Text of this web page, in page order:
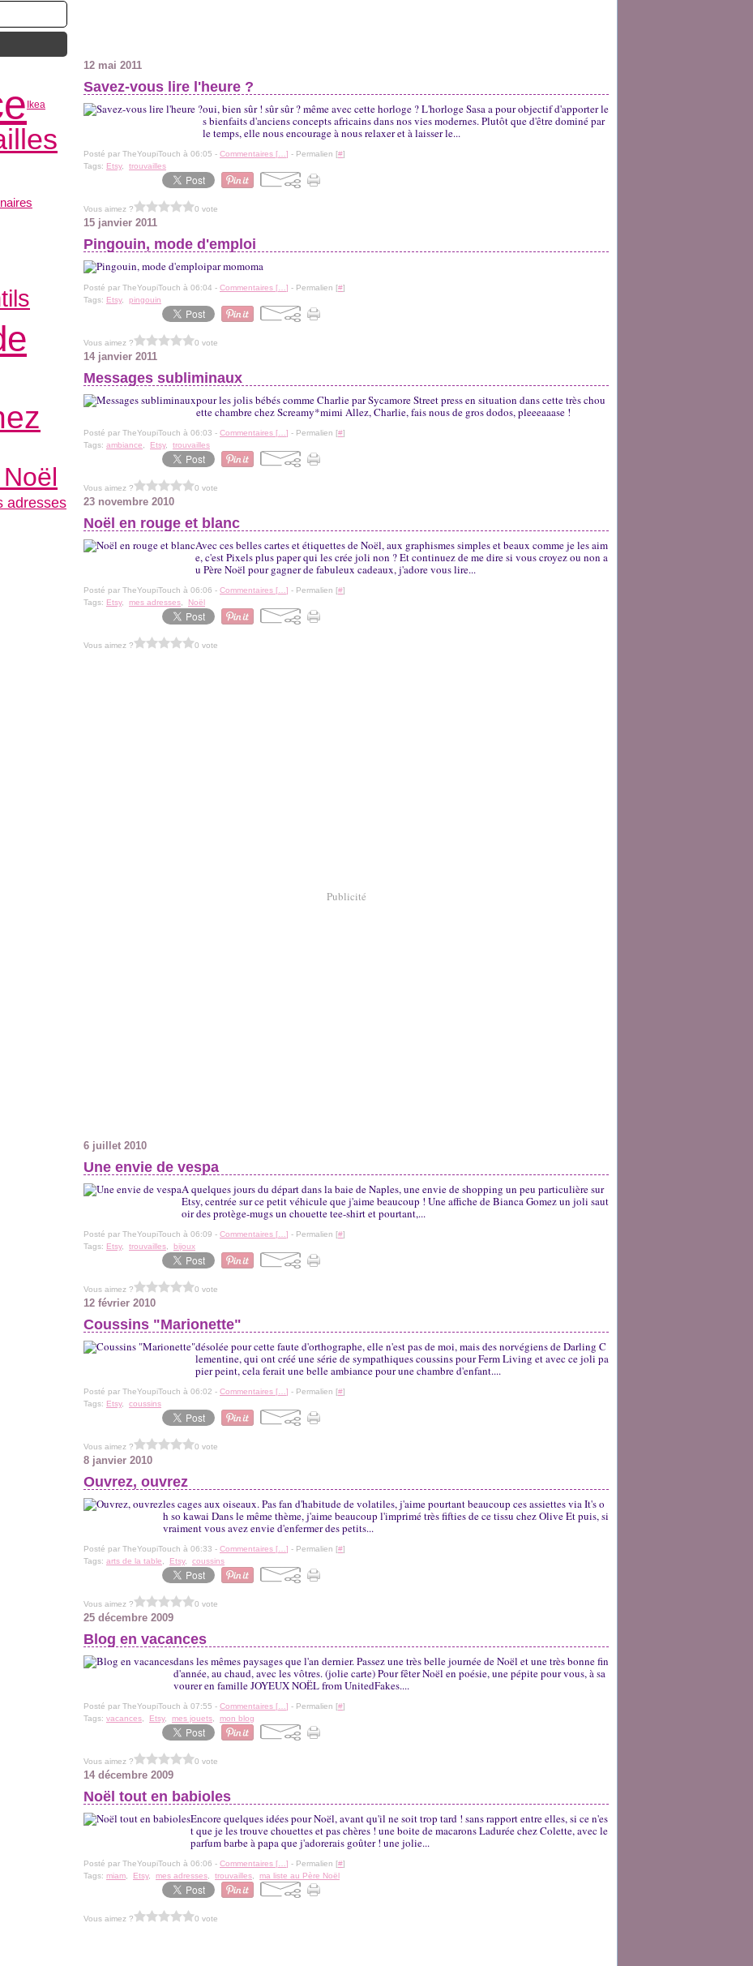
Ikea
adresses
12 mai 2011
Savez-vous lire l'heure ?
oui, bien sûr ! sûr sûr ? même avec cette horloge ? L'horloge Sasa a pour objectif d'apporter le
s bienfaits d'anciens concepts africains dans nos vies modernes. Plutôt que d'être dominé par
le temps, elle nous encourage à nous relaxer et à laisser le...
Posté par TheYoupiTouch à 06:05 - Commentaires [ ] - Permalien [#]
Tags: Etsy, trouvailles
Vous aimez ? 0 vote
15 janvier 2011
Pingouin, mode d'emploi
par momoma
Posté par TheYoupiTouch à 06:04 - Commentaires [ ] - Permalien [#]
Tags: Etsy, pingouin
Vous aimez ? 0 vote
14 janvier 2011
Messages subliminaux
pour les jolis bébés comme Charlie par Sycamore Street press en situation dans cette très chou
ette chambre chez Screamy*mimi Allez, Charlie, fais nous de gros dodos, pleeeaaase !
Posté par TheYoupiTouch à 06:03 - Commentaires [ ] - Permalien [#]
Tags: ambiance Etsy, trouvailles
Vous aimez ? 0 vote
23 novembre 2010
Noël en rouge et blanc
Avec ces belles cartes et étiquettes de Noël, aux graphismes simples et beaux comme je les aim
e, c'est Pixels plus paper qui les crée joli non ? Et continuez de me dire si vous croyez ou non a
u Père Noël pour gagner de fabuleux cadeaux, j'adore vous lire...
Posté par TheYoupiTouch à 06:06 - Commentaires [ ] - Permalien [#]
Tags: Etsy, mes adresses Noël
Vous aimez ? 0 vote
Publicité
6 juillet 2010
Une envie de vespa
A quelques jours du départ dans la baie de Naples, une envie de shopping un peu particulière sur
Etsy, centrée sur ce petit véhicule que j'aime beaucoup ! Une affiche de Bianca Gomez un joli saut
oir des protège-mugs un chouette tee-shirt et pourtant,...
Posté par TheYoupiTouch à 06:09 - Commentaires [ ] - Permalien [#]
Tags: Etsy, trouvailles bijoux
Vous aimez ? 0 vote
12 février 2010
Coussins "Marionette"
désolée pour cette faute d'orthographe, elle n'est pas de moi, mais des norvégiens de Darling C
lementine, qui ont créé une série de sympathiques coussins pour Ferm Living et avec ce joli pa
pier peint, cela ferait une belle ambiance pour une chambre d'enfant....
Posté par TheYoupiTouch à 06:02 - Commentaires [ ] - Permalien [#]
Tags: Etsy, coussins
Vous aimez ? 0 vote
8 janvier 2010
Ouvrez, ouvrez
les cages aux oiseaux. Pas fan d'habitude de volatiles, j'aime pourtant beaucoup ces assiettes via It's o
h so kawai Dans le même thème, j'aime beaucoup l'imprimé très fifties de ce tissu chez Olive Et puis, si
vraiment vous avez envie d'enfermer des petits...
Posté par TheYoupiTouch à 06:33 - Commentaires [ ] - Permalien [#]
Tags: arts de la table Etsy, coussins
Vous aimez ? 0 vote
25 décembre 2009
Blog en vacances
dans les mêmes paysages que l'an dernier. Passez une très belle journée de Noël et une très bonne fin
d'année, au chaud, avec les vôtres. (jolie carte) Pour fêter Noël en poésie, une pépite pour vous, à sa
vourer en famille JOYEUX NOËL from UnitedFakes....
Posté par TheYoupiTouch à 07:55 - Commentaires [ ] - Permalien [#]
Tags: vacances Etsy, mes jouets mon blog
Vous aimez ? 0 vote
14 décembre 2009
Noël tout en babioles
Encore quelques idées pour Noël, avant qu'il ne soit trop tard ! sans rapport entre elles, si ce n'es
t que je les trouve chouettes et pas chères ! une boite de macarons Ladurée chez Colette, avec le
parfum barbe à papa que j'adorerais goûter ! une jolie...
Posté par TheYoupiTouch à 06:06 - Commentaires [ ] - Permalien [#]
Tags: miam Etsy, mes adresses trouvailles ma liste au Père Noël
Vous aimez ? 0 vote